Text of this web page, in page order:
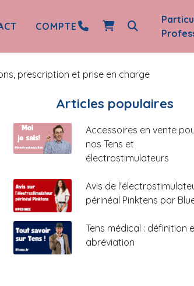
COMPTE
prescription et prise en charge
Articles populaires
Accessoires en vente
nos Tens et
électrostimulateurs
Avis de
périnéal Pinktens par
Tens médical : définition
abréviation